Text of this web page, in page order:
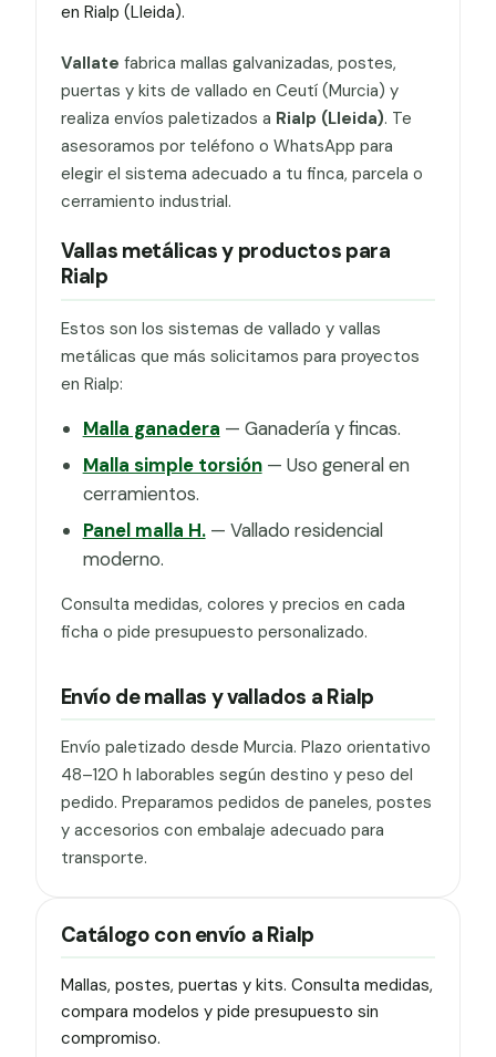
en Rialp (Lleida).
Vallate fabrica mallas galvanizadas, postes,
puertas y kits de vallado en Ceutí (Murcia) y
realiza envíos paletizados a Rialp (Lleida). Te
asesoramos por teléfono o WhatsApp para
elegir el sistema adecuado a tu finca, parcela o
cerramiento industrial.
Vallas metálicas y productos para
Rialp
Estos son los sistemas de vallado y vallas
metálicas que más solicitamos para proyectos
en Rialp:
Malla ganadera — Ganadería y fincas.
Malla simple torsión— Uso general en
cerramientos.
Panel malla H.— Vallado residencial
moderno.
Consulta medidas, colores y precios en cada
ficha o pide presupuesto personalizado.
Envío de mallas y vallados a Rialp
Envío paletizado desde Murcia. Plazo orientativo
48–120 h laborables según destino y peso del
pedido. Preparamos pedidos de paneles, postes
y accesorios con embalaje adecuado para
transporte.
Catálogo con envío a Rialp
Mallas, postes, puertas y kits. Consulta medidas,
compara modelos y pide presupuesto sin
compromiso.